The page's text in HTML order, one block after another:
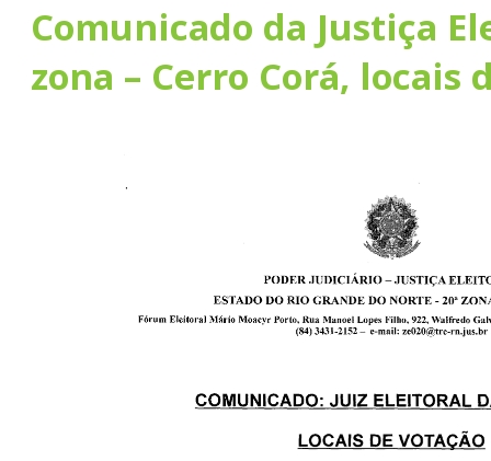
Comunicado da Justiça
zona – Cerro Corá, locais